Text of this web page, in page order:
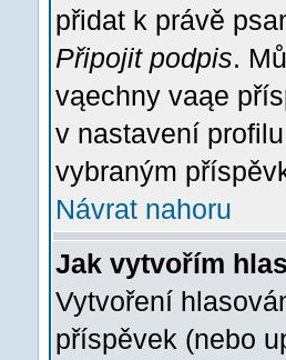
přidat k právě
Připojit podpis.
vąechny vaąe
v nastavení
vybraným
Návrat nahoru
Jak vytvořím
Vytvoření
příspěvek (nebo